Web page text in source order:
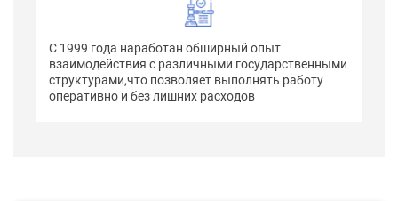
С 1999 года наработан обширный опыт
взаимодействия с различными государственными
структурами,что позволяет выполнять работу
оперативно и без лишних расходов